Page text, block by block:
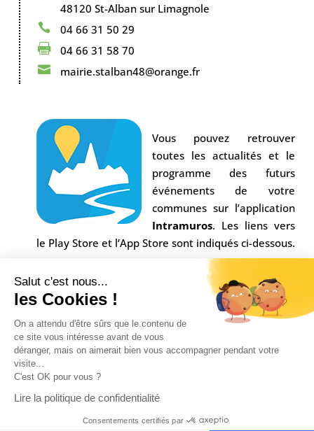
Salut c'est nous...
les Cookies !
On a attendu d'être sûrs que le contenu de
ce site vous intéresse avant de vous
déranger, mais on aimerait bien vous accompagner pendant votre
visite...
C'est OK pour vous ?
Lire la politique de confidentialité
Consentements certifiés par
48120 St-Alban sur Limagnole
 04 66 31 50 29
 04 66 31 58 70
 mairie.stalban48@orange.fr
Vous pouvez retrouver
toutes les actualités et le
programme des futurs
événements de votre
communes sur l’application
Intramuros. Les liens vers
le Play Store et l’App Store sont indiqués ci-dessous.
Conception AgenceMultiweb